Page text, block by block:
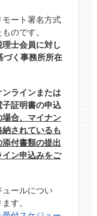
ート署名方式
のです。
士会員に対し
づく事務所所在
ラインまたは
証明書の申込
合、マイナン
されているも
付書類の提出
ン申込みをご
ールについ
す。